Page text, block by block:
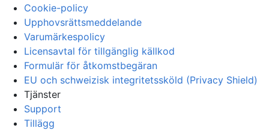
Cookie-policy
Upphovsrättsmeddelande
Varumärkespolicy
Licensavtal för tillgänglig källkod
Formulär för åtkomstbegäran
EU och schweizisk integritetssköld (Privacy Shield)
Tjänster
Support
Tillägg